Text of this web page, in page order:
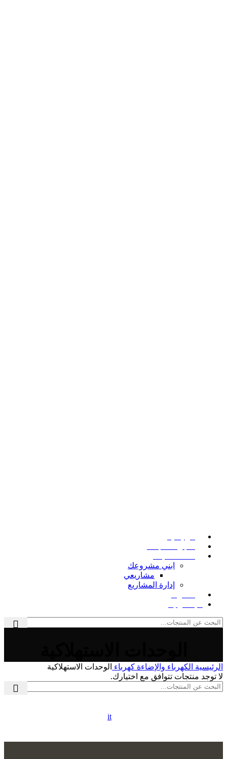
ابني مشروعك
مشاريعي
إدارة المشاريع
الرئيسية الكهرباء والإضاءة كهرباء الوحدات الاستهلاكية
لا توجد منتجات تتوافق مع اختيارك.
it